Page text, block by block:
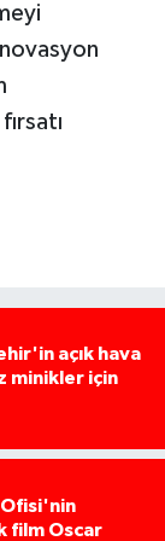
açık hava
minikler için
film Oscar